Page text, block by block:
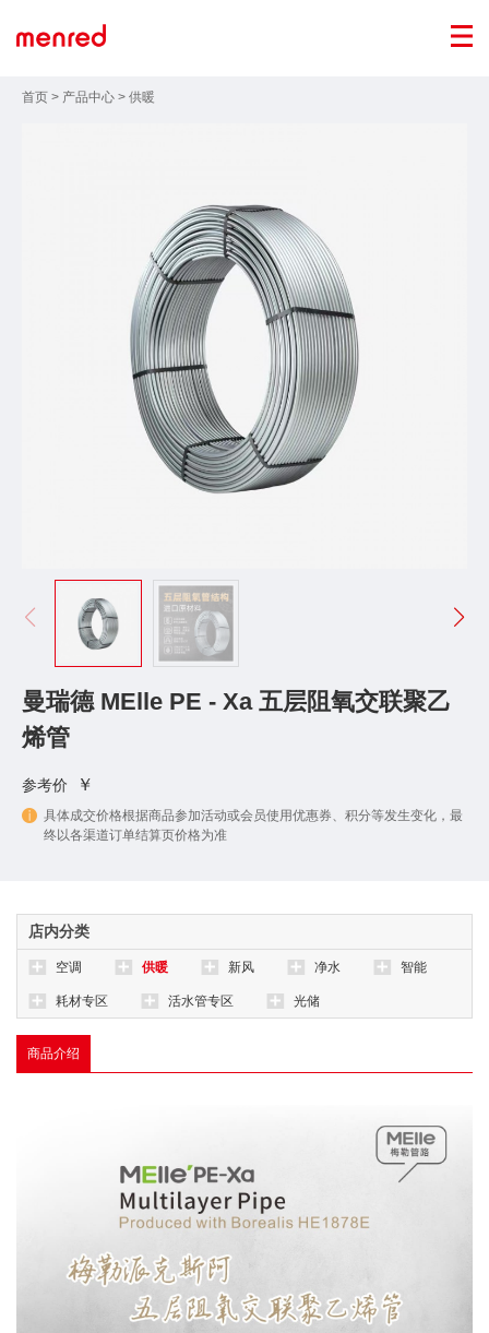
首页 > 产品中心 > 供暖
曼瑞德 MElle PE - Xa 五层阻氧交联聚乙
烯管
参考价 ￥
具体成交价格根据商品参加活动或会员使用优惠券、积分等发生变化，最
终以各渠道订单结算页价格为准
店内分类
空调 供暖 新风 净水 智能
耗材专区 活水管专区 光储
商品介绍